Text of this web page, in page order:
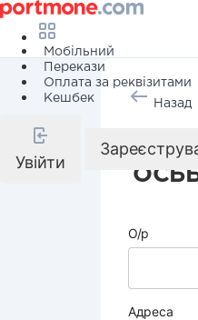
Мобільний
Перекази
Оплата за реквізитами
Кешбек
Увійти
Назад
О/р
Адреса